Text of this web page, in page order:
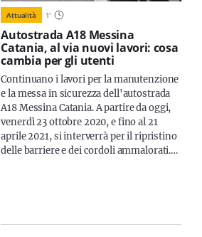
Attualità 1'
Autostrada A18 Messina
Catania, al via nuovi lavori: cosa
cambia per gli utenti
Continuano i lavori per la manutenzione
e la messa in sicurezza dell'autostrada
A18 Messina Catania. A partire da oggi,
venerdì 23 ottobre 2020, e fino al 21
aprile 2021, si interverrà per il ripristino
delle barriere e dei cordoli ammalorati.…